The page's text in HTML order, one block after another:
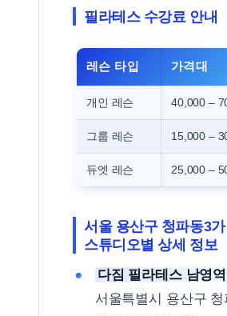
필라테스 수강료 안내
레슨 타입 가격대
개인 레슨 40,000 –
그룹 레슨 15,000 –
듀엣 레슨 25,000 –
서울 용산구 청파동3
스튜디오별 상세 정보
다짐 필라테스 남영
서울특별시 용산구